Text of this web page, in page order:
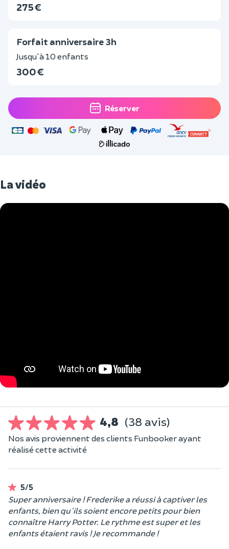
275 €
Forfait anniversaire 3h
Jusqu'à 10 enfants
300 €
Réserver
La vidéo
4,8 (38 avis)
Nos avis proviennent des clients Funbooker ayant
réalisé cette activité
5/5
Super anniversaire ! Frederike a réussi à captiver les
enfants, bien qu'ils soient encore petits pour bien
connaître Harry Potter. Le rythme est super et les
enfants étaient ravis ! Je recommande !